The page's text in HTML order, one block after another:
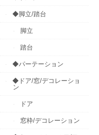
◆脚立/踏台
脚立
踏台
◆パーテーション
◆ドア/窓/デコレーショ
ン
ドア
窓枠/デコレーション